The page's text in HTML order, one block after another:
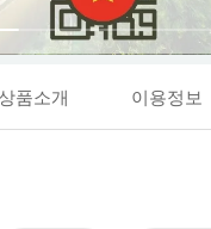
상품소개 이용정보